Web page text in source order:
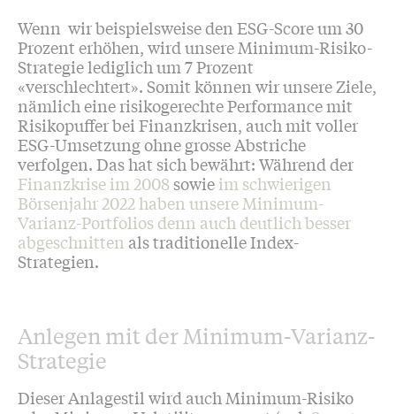
Wenn wir beispielsweise den ESG-Score um 30
Prozent erhöhen, wird unsere Minimum-Risiko-
Strategie lediglich um 7 Prozent
«verschlechtert». Somit können wir unsere Ziele,
nämlich eine risikogerechte Performance mit
Risikopuffer bei Finanzkrisen, auch mit voller
ESG-Umsetzung ohne grosse Abstriche
verfolgen. Das hat sich bewährt: Während der
Finanzkrise im 2008sowieim schwierigen
Börsenjahr 2022 haben unsere Minimum-
Varianz-Portfolios denn auch deutlich besser
abgeschnitten als traditionelle Index-
Strategien.
Anlegen mit der Minimum-Varianz-
Strategie
DieserAnlagestil wird auch Minimum-Risiko